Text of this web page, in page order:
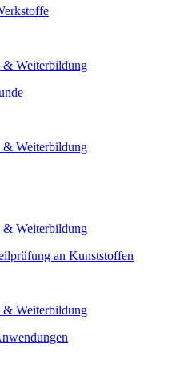
& Weiterbildung
& Weiterbildung
& Weiterbildung
an Kunststoffen
& Weiterbildung